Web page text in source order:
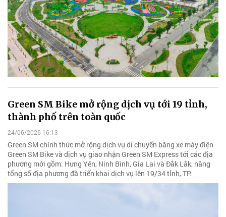
Green SM Bike mở rộng dịch vụ tới 19 tỉnh,
thành phố trên toàn quốc
24/06/2026 16:13
Green SM chính thức mở rộng dịch vụ di chuyển bằng xe máy điện
Green SM Bike và dịch vụ giao nhận Green SM Express tới các địa
phương mới gồm: Hưng Yên, Ninh Bình, Gia Lai và Đắk Lắk, nâng
tổng số địa phương đã triển khai dịch vụ lên 19/34 tỉnh, TP.